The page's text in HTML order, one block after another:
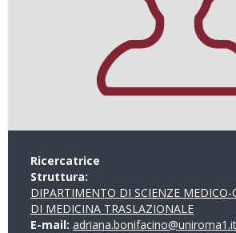
Ricercatrice
Struttura:
DIPARTIMENTO DI SCIENZE MEDICO-
DI MEDICINA TRASLAZIONALE
E-mail: adriana.bonifacino@uniroma1.it